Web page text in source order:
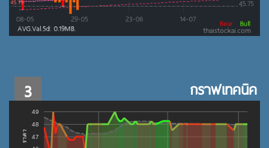
3 กราฟเทคนิค
47
48
49
ราคา